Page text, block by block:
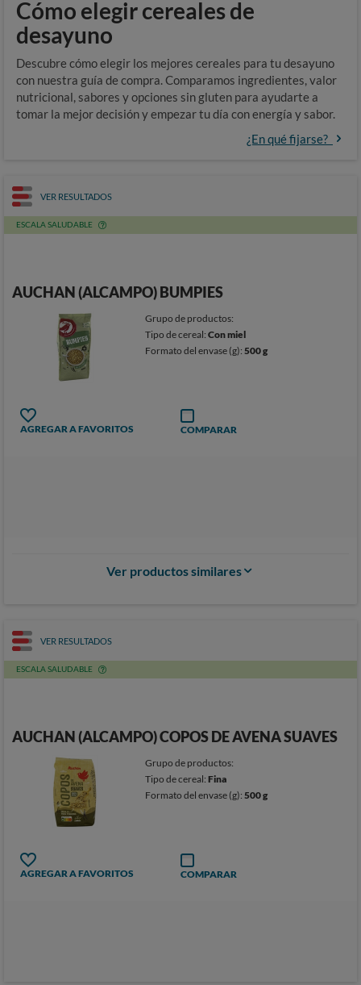
Cómo elegir cereales de
desayuno
Descubre cómo elegir los mejores cereales para tu desayuno
con nuestra guía de compra. Comparamos ingredientes, valor
nutricional, sabores y opciones sin gluten para ayudarte a
tomar la mejor decisión y empezar tu día con energía y sabor.
¿En qué fijarse?
VER RESULTADOS
ESCALA SALUDABLE
AUCHAN (ALCAMPO) BUMPIES
Grupo de productos:
Tipo de cereal:Con miel
Formato del envase (g):500 g
AGREGAR A FAVORITOS COMPARAR
Ver productos similares
VER RESULTADOS
ESCALA SALUDABLE
AUCHAN (ALCAMPO) COPOS DE AVENA SUAVES
Grupo de productos:
Tipo de cereal:Fina
Formato del envase (g):500 g
AGREGAR A FAVORITOS COMPARAR